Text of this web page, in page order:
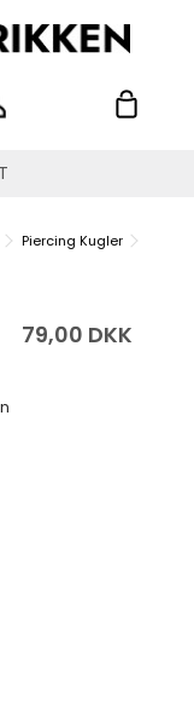
Piercing Kugler
79,00 DKK